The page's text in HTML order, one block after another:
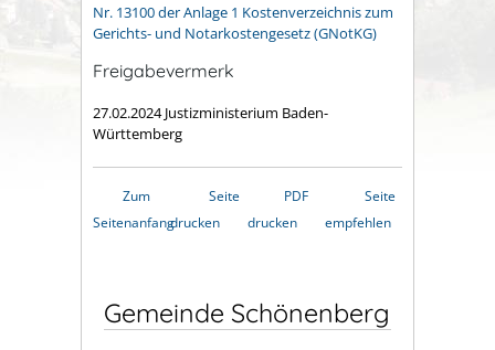
Nr. 13100 der Anlage 1 Kostenverzeichnis zum
Gerichts- und Notarkostengesetz (GNotKG)
Freigabevermerk
27.02.2024Justizministerium Baden-
Württemberg
Zum
Seitenanfang
Seite
drucken
PDF
drucken
Seite
empfehlen
Gemeinde Schönenberg